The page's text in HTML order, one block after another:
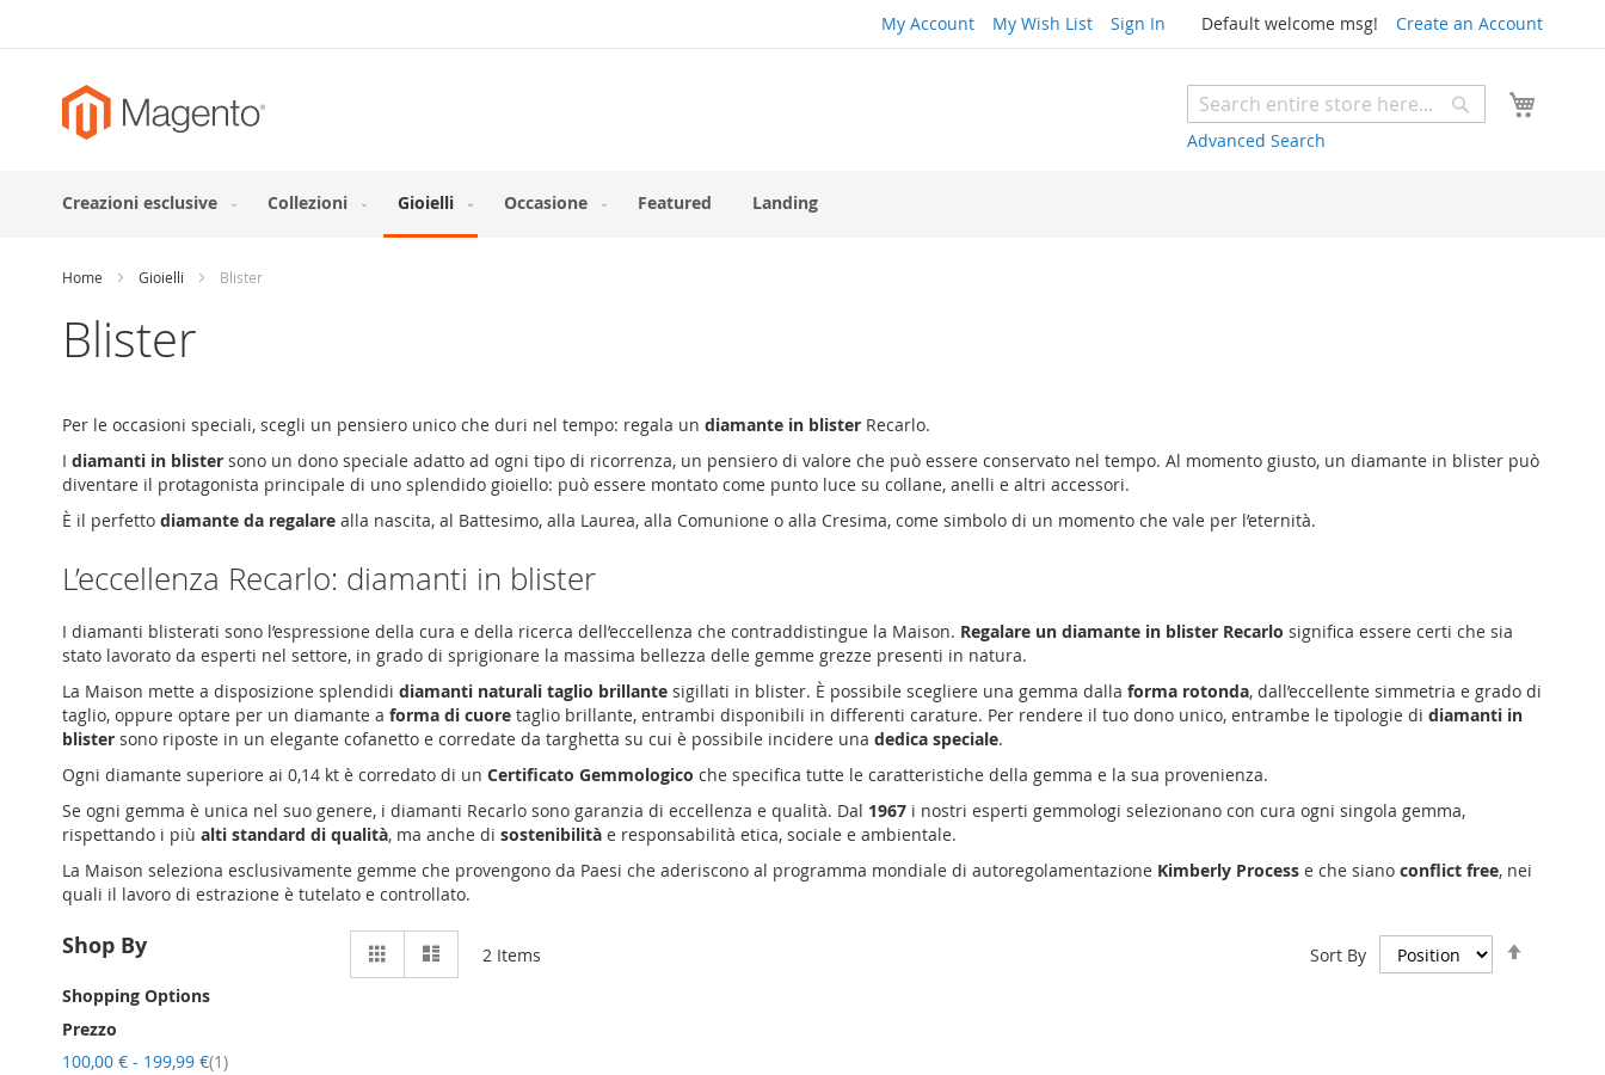
My Account My Wish List Sign In Default welcome msg! Create an Account
Search
Advanced Search
Search
Creazioni esclusive Collezioni Gioielli Occasione Featured Landing
Home Gioielli Blister
Blister
Per le occasioni speciali, scegli un pensiero unico che duri nel tempo: regala un diamante in blister Recarlo.
I diamanti in blister sono un dono speciale adatto ad ogni tipo di ricorrenza, un pensiero di valore che può essere conservato nel tempo. Al momento giusto, un diamante in blister può
diventare il protagonista principale di uno splendido gioiello: può essere montato come punto luce su collane, anelli e altri accessori.
È il perfetto diamante da regalare alla nascita, al Battesimo, alla Laurea, alla Comunione o alla Cresima, come simbolo di un momento che vale per l’eternità.
L’eccellenza Recarlo: diamanti in blister
I diamanti blisterati sono l’espressione della cura e della ricerca dell’eccellenza che contraddistingue la Maison. Regalare un diamante in blister Recarlo significa essere certi che sia
stato lavorato da esperti nel settore, in grado di sprigionare la massima bellezza delle gemme grezze presenti in natura.
La Maison mette a disposizione splendidi diamanti naturali taglio brillante sigillati in blister. È possibile scegliere una gemma dalla forma rotonda, dall’eccellente simmetria e grado di
taglio, oppure optare per un diamante a forma di cuore taglio brillante, entrambi disponibili in differenti carature. Per rendere il tuo dono unico, entrambe le tipologie di diamanti in
blister sono riposte in un elegante cofanetto e corredate da targhetta su cui è possibile incidere una dedica speciale.
Ogni diamante superiore ai 0,14 kt è corredato di un Certificato Gemmologico che specifica tutte le caratteristiche della gemma e la sua provenienza.
Se ogni gemma è unica nel suo genere, i diamanti Recarlo sono garanzia di eccellenza e qualità. Dal 1967 i nostri esperti gemmologi selezionano con cura ogni singola gemma,
rispettando i più alti standard di qualità, ma anche di sostenibilità e responsabilità etica, sociale e ambientale.
La Maison seleziona esclusivamente gemme che provengono da Paesi che aderiscono al programma mondiale di autoregolamentazione Kimberly Process e che siano conflict free, nei
quali il lavoro di estrazione è tutelato e controllato.
View
Grid Elenco
2 Items Sort By
Shop By
Shopping Options
Prezzo
100,00 € - 199,99 € 1item